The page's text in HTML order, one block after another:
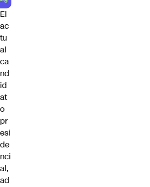
El
ac
tu
al
ca
nd
id
at
o
pr
esi
de
nci
al,
ad